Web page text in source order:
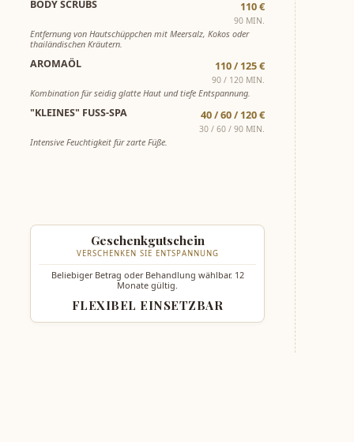
BODY SCRUBS 110 €
90 MIN.
Entfernung von Hautschüppchen mit Meersalz, Kokos oder
thailändischen Kräutern.
AROMAÖL 110 / 125 €
90 / 120 MIN.
Kombination für seidig glatte Haut und tiefe Entspannung.
"KLEINES" FUSS-SPA 40 / 60 / 120 €
30 / 60 / 90 MIN.
Intensive Feuchtigkeit für zarte Füße.
Geschenkgutschein
VERSCHENKEN SIE ENTSPANNUNG
Beliebiger Betrag oder Behandlung wählbar. 12
Monate gültig.
FLEXIBEL EINSETZBAR